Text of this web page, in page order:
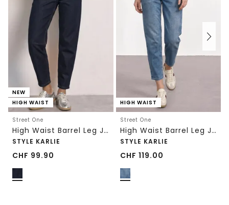
NEW
HIGH WAIST
Street One
High Waist Barrel Leg Jeans im Loose Fit
STYLE KARLIE
CHF 99.90
HIGH WAIST
Street One
High Waist Barrel Leg Jeans im Loose Fit
STYLE KARLIE
CHF 119.00